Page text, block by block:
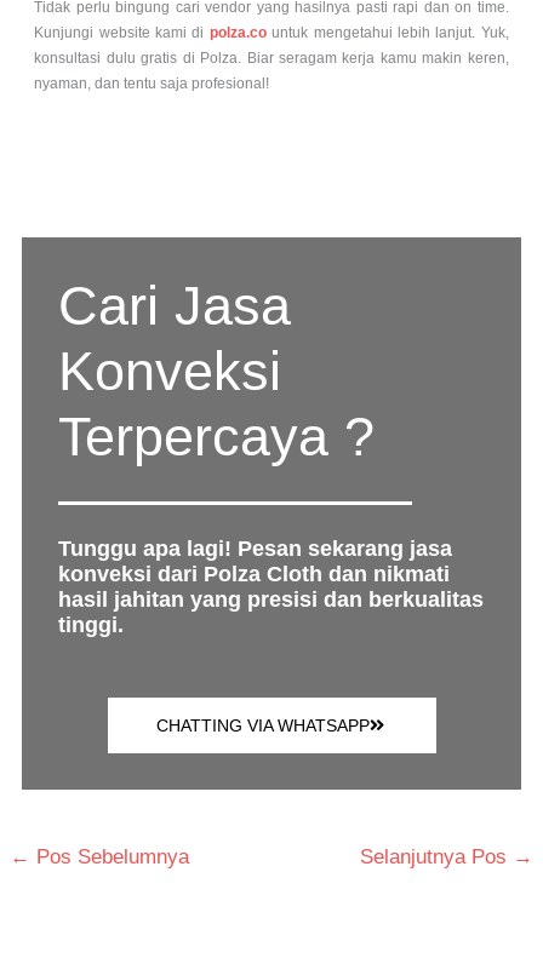
Tidak perlu bingung cari vendor yang hasilnya pasti rapi dan on time.
Kunjungi website kami di polza.countuk mengetahui lebih lanjut. Yuk,
konsultasi dulu gratis di Polza. Biar seragam kerja kamu makin keren,
nyaman, dan tentu saja profesional!
Cari Jasa
Konveksi
Terpercaya ?
Tunggu apa lagi! Pesan sekarang jasa
konveksi dari Polza Cloth dan nikmati
hasil jahitan yang presisi dan berkualitas
tinggi.
CHATTING VIA WHATSAPP
← Pos Sebelumnya Selanjutnya Pos →